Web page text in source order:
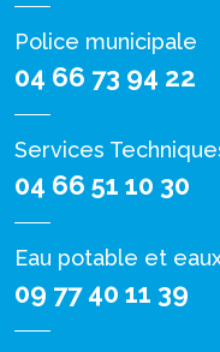
Police municipale
04 66 73 94 22
Services
04 66 51 10 30
Eau potable et
09 77 40 11 39